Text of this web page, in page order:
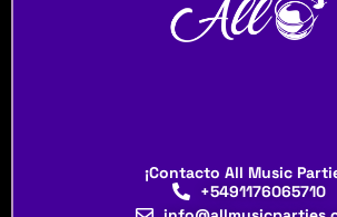
¡Contacto All Music
+5491176065710